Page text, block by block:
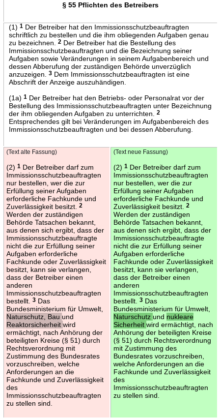
§ 55 Pflichten des Betreibers
(1) 1Der Betreiber hat den Immissionsschutzbeauftragten
schriftlich zu bestellen und die ihm obliegenden Aufgaben genau
zu bezeichnen.
2Der Betreiber hat die Bestellung des
Immissionsschutzbeauftragten und die Bezeichnung seiner
Aufgaben sowie Veränderungen in seinem Aufgabenbereich und
dessen Abberufung der zuständigen Behörde unverzüglich
anzuzeigen.
3Dem Immissionsschutzbeauftragten ist eine
Abschrift der Anzeige auszuhändigen.
(1a) 1Der Betreiber hat den Betriebs- oder Personalrat vor der
Bestellung des Immissionsschutzbeauftragten unter Bezeichnung
der ihm obliegenden Aufgaben zu unterrichten.
2
Entsprechendes gilt bei Veränderungen im Aufgabenbereich des
Immissionsschutzbeauftragten und bei dessen Abberufung.
(Text alte Fassung)
(2) 1Der Betreiber darf zum
Immissionsschutzbeauftragten
nur bestellen, wer die zur
Erfüllung seiner Aufgaben
erforderliche Fachkunde und
Zuverlässigkeit besitzt.
2
Werden der zuständigen
Behörde Tatsachen bekannt,
aus denen sich ergibt, dass der
Immissionsschutzbeauftragte
nicht die zur Erfüllung seiner
Aufgaben erforderliche
Fachkunde oder Zuverlässigkeit
besitzt, kann sie verlangen,
dass der Betreiber einen
anderen
Immissionsschutzbeauftragten
bestellt.
3Das
Bundesministerium für Umwelt,
Naturschutz, Bau und
Reaktorsicherheit wird
ermächtigt, nach Anhörung der
beteiligten Kreise (§ 51) durch
Rechtsverordnung mit
Zustimmung des Bundesrates
vorzuschreiben, welche
Anforderungen an die
Fachkunde und Zuverlässigkeit
des
Immissionsschutzbeauftragten
zu stellen sind.
(Text neue Fassung)
(2) 1Der Betreiber darf zum
Immissionsschutzbeauftragten
nur bestellen, wer die zur
Erfüllung seiner Aufgaben
erforderliche Fachkunde und
Zuverlässigkeit besitzt.
2
Werden der zuständigen
Behörde Tatsachen bekannt,
aus denen sich ergibt, dass der
Immissionsschutzbeauftragte
nicht die zur Erfüllung seiner
Aufgaben erforderliche
Fachkunde oder Zuverlässigkeit
besitzt, kann sie verlangen,
dass der Betreiber einen
anderen
Immissionsschutzbeauftragten
bestellt.
3Das
Bundesministerium für Umwelt,
Naturschutz und nukleare
Sicherheit wird ermächtigt, nach
Anhörung der beteiligten Kreise
(§ 51) durch Rechtsverordnung
mit Zustimmung des
Bundesrates vorzuschreiben,
welche Anforderungen an die
Fachkunde und Zuverlässigkeit
des
Immissionsschutzbeauftragten
zu stellen sind.